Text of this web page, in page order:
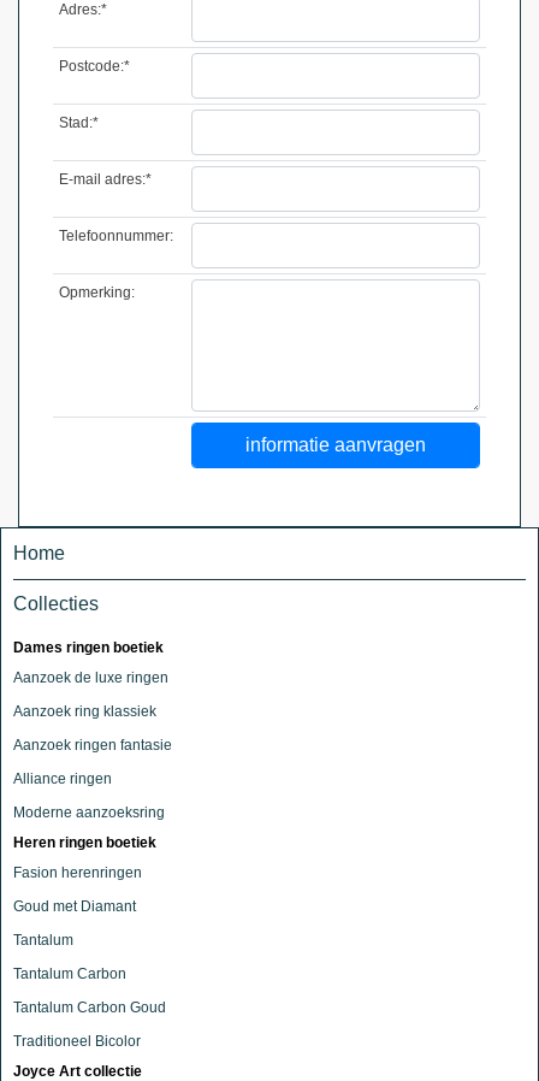
Adres:*
Postcode:*
Stad:*
E-mail adres:*
Telefoonnummer:
Opmerking:
Home
Collecties
Dames ringen boetiek
Aanzoek de luxe ringen
Aanzoek ring klassiek
Aanzoek ringen fantasie
Alliance ringen
Moderne aanzoeksring
Heren ringen boetiek
Fasion herenringen
Goud met Diamant
Tantalum
Tantalum Carbon
Tantalum Carbon Goud
Traditioneel Bicolor
Joyce Art collectie